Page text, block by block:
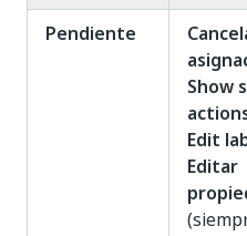
Pendiente
Show
Edit
Editar